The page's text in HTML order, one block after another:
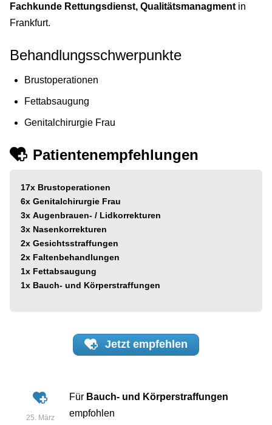
Fachkunde Rettungsdienst, Qualitätsmanagment in
Frankfurt.
Behandlungsschwerpunkte
Brustoperationen
Fettabsaugung
Genitalchirurgie Frau
Patientenempfehlungen
17x Brustoperationen
6x Genitalchirurgie Frau
3x Augenbrauen- / Lidkorrekturen
3x Nasenkorrekturen
2x Gesichtsstraffungen
2x Faltenbehandlungen
1x Fettabsaugung
1x Bauch- und Körperstraffungen
Jetzt empfehlen
25. März
Für Bauch- und Körperstraffungen
empfohlen